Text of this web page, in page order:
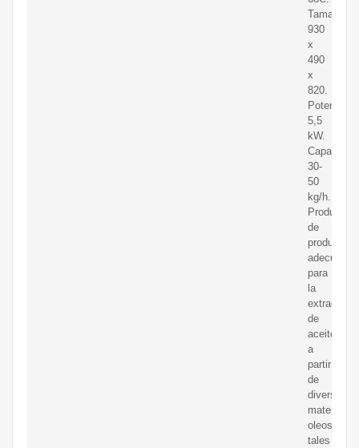
Tamaño:
930
x
490
x
820.
Potencia:
5,5
kW.
Capacidad:
30-
50
kg/h.
Producción
de
producto:
adecuada
para
la
extracción
de
aceite
a
partir
de
diversas
materias
oleosas
tales